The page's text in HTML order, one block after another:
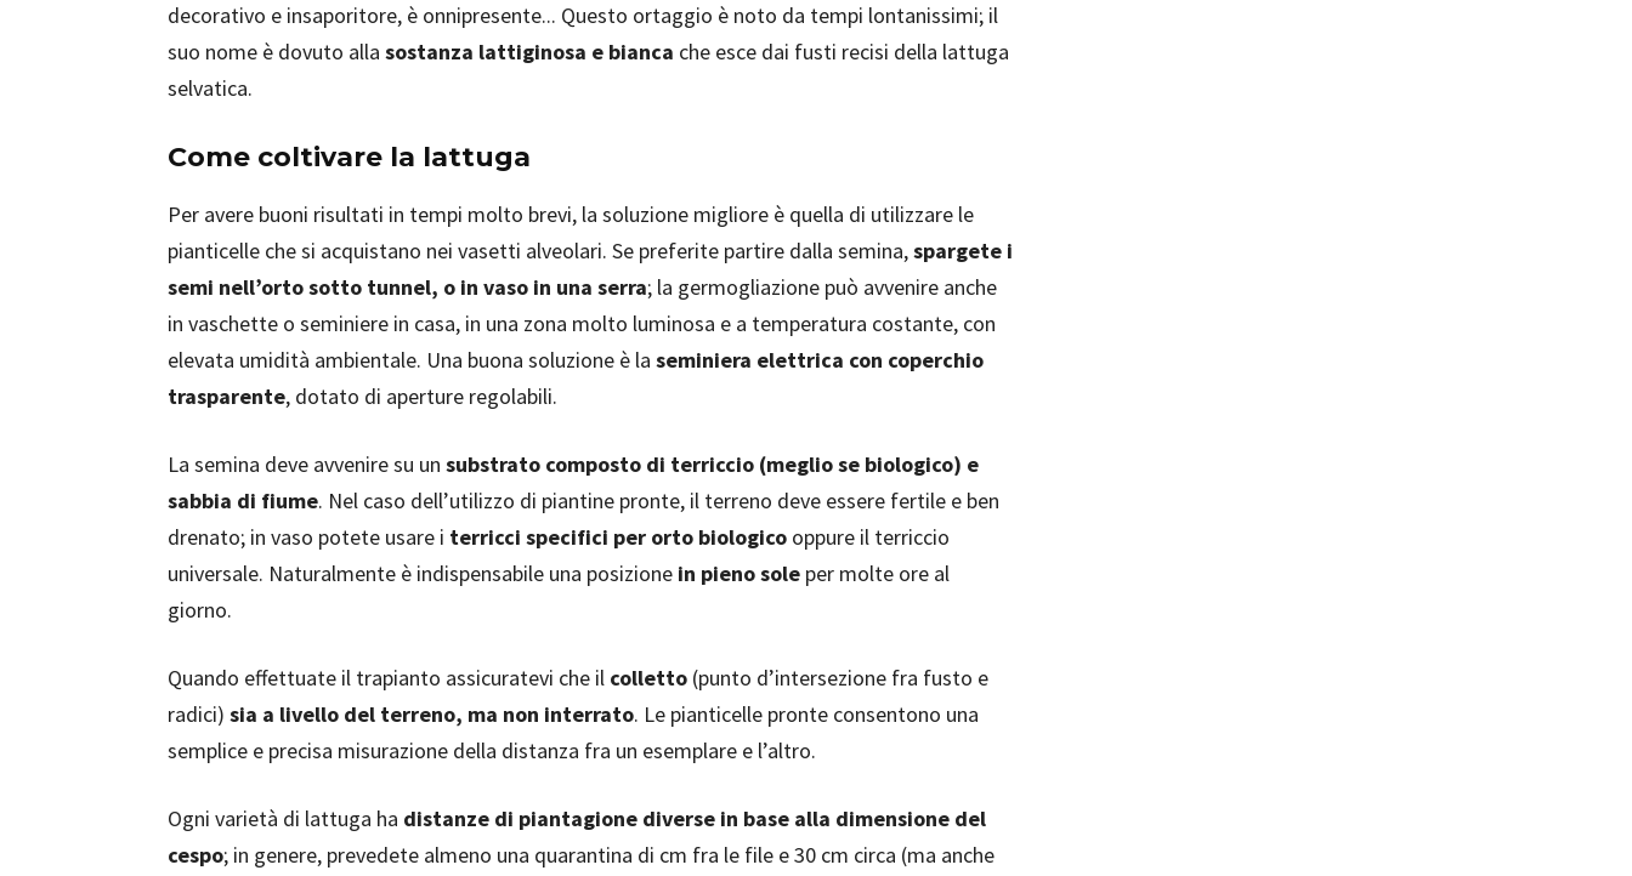
decorativo e insaporitore, è onnipresente... Questo ortaggio è noto da tempi lontanissimi; il
suo nome è dovuto alla sostanza lattiginosa e bianca che esce dai fusti recisi della lattuga
selvatica.
Come coltivare la lattuga
Per avere buoni risultati in tempi molto brevi, la soluzione migliore è quella di utilizzare le
pianticelle che si acquistano nei vasetti alveolari. Se preferite partire dalla semina,spargete i
semi nell’orto sotto tunnel, o in vaso in una serra; la germogliazione può avvenire anche
in vaschette o seminiere in casa, in una zona molto luminosa e a temperatura costante, con
elevata umidità ambientale. Una buona soluzione è la seminiera elettrica con coperchio
trasparente, dotato di aperture regolabili.
La semina deve avvenire su un substrato composto di terriccio (meglio se biologico) e
sabbia di fiume. Nel caso dell’utilizzo di piantine pronte, il terreno deve essere fertile e ben
drenato; in vaso potete usare i terricci specifici per orto biologico oppure il terriccio
universale. Naturalmente è indispensabile una posizione in pieno sole per molte ore al
giorno.
Quando effettuate il trapianto assicuratevi che il colletto (punto d’intersezione fra fusto e
radici) sia a livello del terreno, ma non interrato. Le pianticelle pronte consentono una
semplice e precisa misurazione della distanza fra un esemplare e l’altro.
Ogni varietà di lattuga ha distanze di piantagione diverse in base alla dimensione del
cespo; in genere, prevedete almeno una quarantina di cm fra le file e 30 cm circa (ma anche